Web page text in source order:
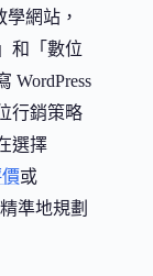
學網站，
和「數位
WordPress
行銷策略
選擇
或
準地規劃